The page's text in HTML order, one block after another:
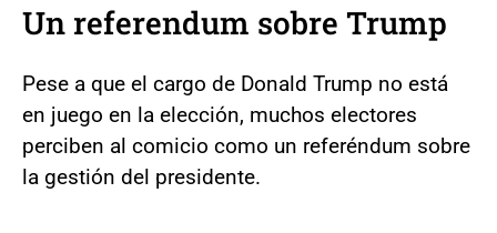
Un referendum sobre Trump
Pese a que el cargo de Donald Trump no está
en juego en la elección, muchos electores
perciben al comicio como un referéndum sobre
la gestión del presidente.